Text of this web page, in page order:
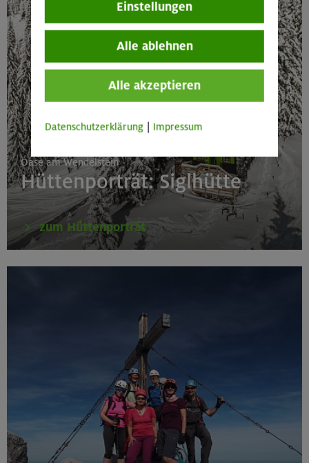
Oase am Wendelstein
Hüttenporträt: Siglhütte
zum Hüttenporträt
Einstellungen
Alle ablehnen
Alle akzeptieren
Datenschutzerklärung Impressum